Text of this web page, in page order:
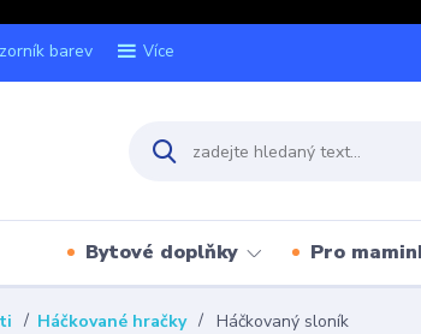
barev Více
Bytové doplňky Pro
Háčkované hračky Háčkovaný sloník